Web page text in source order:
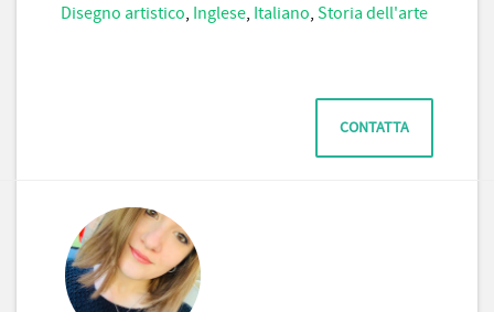
Disegno artistico, Inglese, Italiano, Storia dell'arte
CONTATTA